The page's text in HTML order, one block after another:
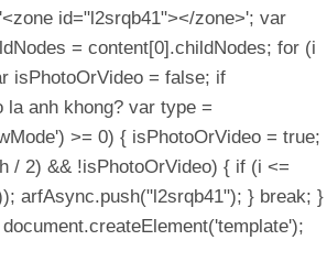
id="l2srqb41"></zone>'; var
= content[0].childNodes; for (i
isPhotoOrVideo = false; if
anh khong? var type =
>= 0) { isPhotoOrVideo = true;
/ 2) && !isPhotoOrVideo) { if (i <=
arfAsync.push("l2srqb41"); } break; }